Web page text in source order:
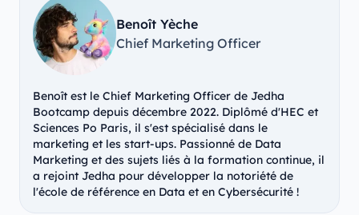
Benoît Yèche
Chief Marketing Officer
Benoît est le Chief Marketing Officer de Jedha
Bootcamp depuis décembre 2022. Diplômé d'HEC et
Sciences Po Paris, il s'est spécialisé dans le
marketing et les start-ups. Passionné de Data
Marketing et des sujets liés à la formation continue, il
a rejoint Jedha pour développer la notoriété de
l'école de référence en Data et en Cybersécurité !